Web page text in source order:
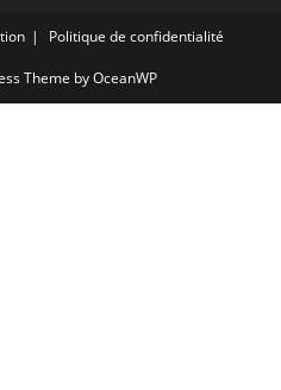
Politique de confidentialité
Theme by OceanWP